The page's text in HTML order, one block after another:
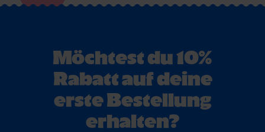
Möchtest du 10%
Rabatt auf deine
erste Bestellung
erhalten?